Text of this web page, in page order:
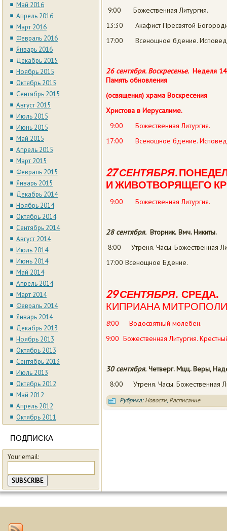
Май 2016
Апрель 2016
Март 2016
Февраль 2016
Январь 2016
Декабрь 2015
Ноябрь 2015
Октябрь 2015
Сентябрь 2015
Август 2015
Июль 2015
Июнь 2015
Май 2015
Апрель 2015
Март 2015
Февраль 2015
Январь 2015
Декабрь 2014
Ноябрь 2014
Октябрь 2014
Сентябрь 2014
Август 2014
Июль 2014
Июнь 2014
Май 2014
Апрель 2014
Март 2014
Февраль 2014
Январь 2014
Декабрь 2013
Ноябрь 2013
Октябрь 2013
Сентябрь 2013
Июль 2013
Октябрь 2012
Май 2012
Апрель 2012
Октябрь 2011
ПОДПИСКА
Your email:
9:00 Божественная Литургия.
13:30 Акафист Пресвятой
17:00 Всенощное бдение.
26 сентября. Воскресенье. Неделя
Память обновления
(освящения) храма Воскресения
Христова в Иерусалиме.
9:00 Божественная Литургия.
17:00 Всенощное бдение.
27 СЕНТЯБРЯ.
И ЖИВОТВОРЯЩЕГО
9:00 Божественная Литургия.
28 сентября. Вторник. Вмч. Никиты.
8:00 Утреня. Часы. Божественная
17:00 Всенощное Бдение.
29 СЕНТЯБРЯ. СРЕДА.
КИПРИАНА
8:00 Водосвятный молебен.
9:00 Божественная Литургия.
30 сентября. Четверг.Мцц. Веры,
8:00 Утреня. Часы. Божественная
Рубрика: Новости, Расписание